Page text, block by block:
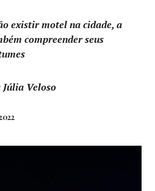
existir motel na cidade, a
compreender seus
Veloso